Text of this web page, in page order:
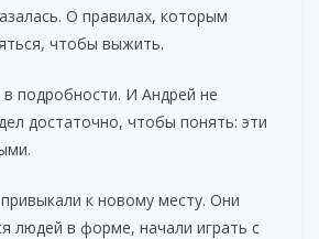
О правилах, которым
чтобы выжить.
подробности. И Андрей не
достаточно, чтобы понять: эти
к новому месту. Они
людей в форме, начали играть с